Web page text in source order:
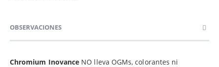
OBSERVACIONES
Chromium Inovance NO lleva OGMs, colorantes ni